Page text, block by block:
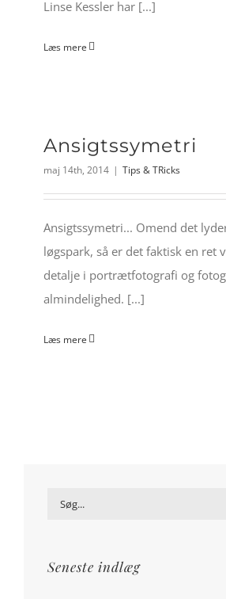
Linse Kessler har [...]
Læs mere
Ansigtssymetri
maj 14th, 2014 | Tips & TRicks
Ansigtssymetri... Omend det
løgspark, så er det faktisk en ret
detalje i portrætfotografi og
almindelighed. [...]
Læs mere
Søg
Seneste indlæg